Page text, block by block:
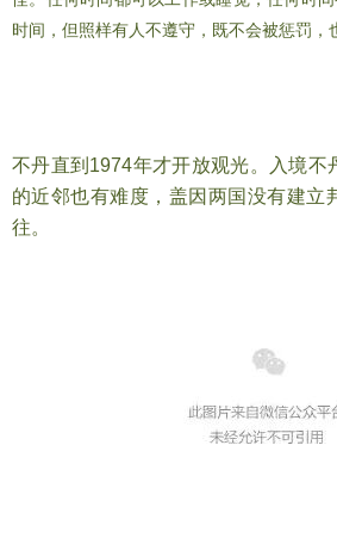
时间，但照样有人不遵守，既不会被惩罚，
不丹直到1974年才开放观光。入境不
的近邻也有难度，盖因两国没有建立
往。